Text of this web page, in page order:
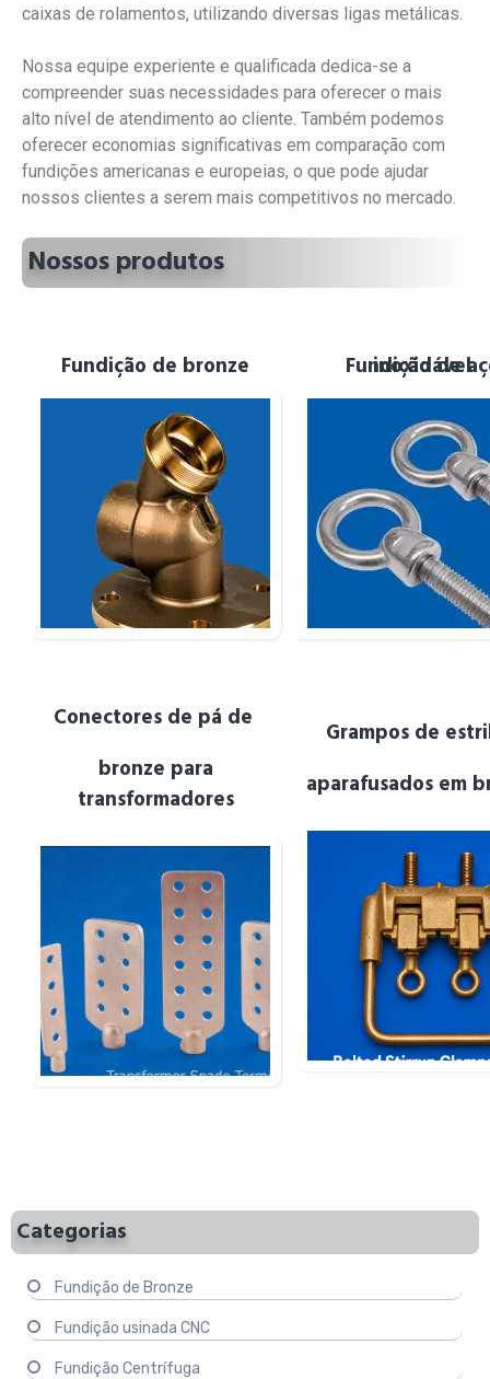
caixas de rolamentos, utilizando diversas ligas metálicas.
Nossa equipe experiente e qualificada dedica-se a
compreender suas necessidades para oferecer o mais
alto nível de atendimento ao cliente. Também podemos
oferecer economias significativas em comparação com
fundições americanas e europeias, o que pode ajudar
nossos clientes a serem mais competitivos no mercado.
Nossos produtos
Fundição de bronze Fundição de aço inoxidável
Conectores de pá de
bronze para
transformadores
Bronze Transformer
Spade Terminals
Os terminais tipo pá para
Grampos de
aparafusados em
Bronze Bolted
Bail Clamps
Nossos grampos de
Categorias
Fundição de Bronze
Fundição usinada CNC
Fundição Centrífuga